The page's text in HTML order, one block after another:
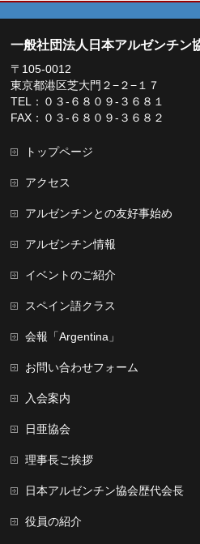
一般社団法人日本アルゼンチン
〒105-0012
東京都港区芝大門２−２−１７
TEL：０３-６８０９-３６８１
FAX：０３-６８０９-３６８２
トップページ
アクセス
アルゼンチンとの友好事始め
アルゼンチン情報
イベントのご紹介
スペイン語クラス
会報「Argentina」
お問い合わせフォーム
入会案内
日亜協会
理事長ご挨拶
日本アルゼンチン協会歴代会長
役員の紹介